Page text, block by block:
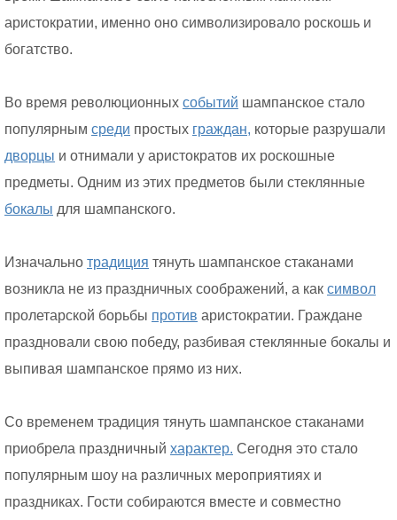
аристократии, именно оно символизировало роскошь и
богатство.
Во время революционных событий шампанское стало
популярным среди простых граждан, которые разрушали
дворцы и отнимали у аристократов их роскошные
предметы. Одним из этих предметов были стеклянные
бокалы для шампанского.
Изначально традиция тянуть шампанское стаканами
возникла не из праздничных соображений, а как символ
пролетарской борьбы против аристократии. Граждане
праздновали свою победу, разбивая стеклянные бокалы и
выпивая шампанское прямо из них.
Со временем традиция тянуть шампанское стаканами
приобрела праздничный характер. Сегодня это стало
популярным шоу на различных мероприятиях и
праздниках. Гости собираются вместе и совместно